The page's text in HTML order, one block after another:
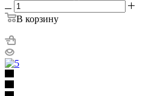
В корзину